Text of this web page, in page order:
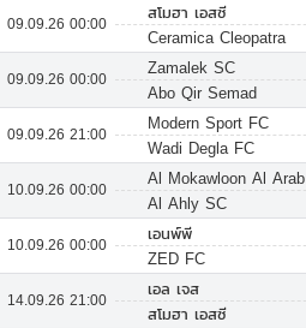
09.09.26 00:00
สโมฮา เอสซี
Ceramica Cleopatra
09.09.26 00:00
Zamalek SC
Abo Qir Semad
09.09.26 21:00
Modern Sport FC
Wadi Degla FC
10.09.26 00:00
Al Mokawloon Al Arab
Al Ahly SC
10.09.26 00:00
เอนพ์พี
ZED FC
14.09.26 21:00
เอล เจส
สโมฮา เอสซี